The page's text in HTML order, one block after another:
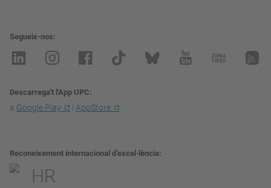
Segueix-nos
Descarrega't l'App UPC
a Google Play i AppStore
Reconeixement internacional d’excel·lència